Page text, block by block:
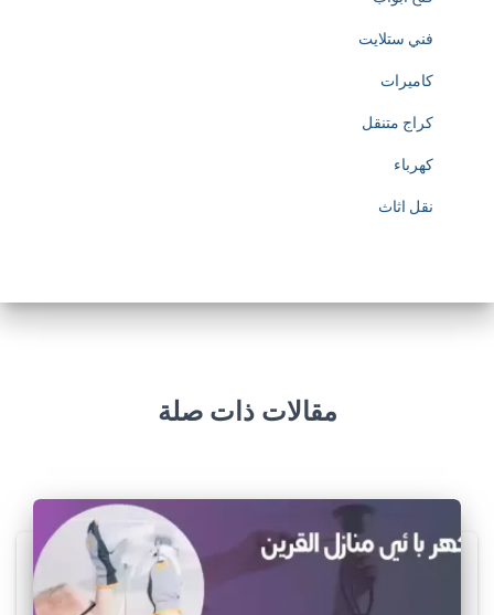
فني ستلايت
كاميرات
كراج متنقل
كهرباء
نقل اثاث
مقالات ذات صلة